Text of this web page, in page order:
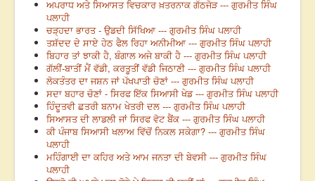
ਅਪਰਾਧ ਅਤੇ ਸਿਆਸਤ ਵਿਚਕਾਰ ਖ਼ਤਰਨਾਕ ਗੱਠਜੋੜ --- ਗੁਰਮੀਤ ਸਿੰਘ
ਪਲਾਹੀ
ਚੜ੍ਹਦਾ ਭਾਰਤ - ਉਡਦੀ ਸਿੱਖਿਆ --- ਗੁਰਮੀਤ ਸਿੰਘ ਪਲਾਹੀ
ਤਸ਼ੱਦਦ ਦੇ ਸਾਏ ਹੇਠ ਫੈਲ ਰਿਹਾ ਅਨੀਮੀਆ --- ਗੁਰਮੀਤ ਸਿੰਘ ਪਲਾਹੀ
ਬਿਹਾਰ ਤਾਂ ਝਾਕੀ ਹੈ, ਬੰਗਾਲ ਅਜੇ ਬਾਕੀ ਹੈ --- ਗੁਰਮੀਤ ਸਿੰਘ ਪਲਾਹੀ
ਗੱਲੀਂ-ਬਾਤੀਂ ਮੈਂ ਵੱਡੀ, ਕਰਤੂਤੀਂ ਵੱਡੀ ਜਿਠਾਣੀ --- ਗੁਰਮੀਤ ਸਿੰਘ ਪਲਾਹੀ
ਲੋਕਤੰਤਰ ਦਾ ਜਸ਼ਨ ਜਾਂ ਪੱਖਪਾਤੀ ਚੋਣਾਂ --- ਗੁਰਮੀਤ ਸਿੰਘ ਪਲਾਹੀ
ਸਦਾ ਬਹਾਰ ਚੋਣਾਂ - ਸਿਰਫ ਇੱਕ ਸਿਆਸੀ ਖੇਡ --- ਗੁਰਮੀਤ ਸਿੰਘ ਪਲਾਹੀ
ਹਿੰਦੂਤਵੀ ਛਤਰੀ ਬਨਾਮ ਖੇਤਰੀ ਦਲ --- ਗੁਰਮੀਤ ਸਿੰਘ ਪਲਾਹੀ
ਸਿਆਸਤ ਦੀ ਲਾਡਲੀ ਜਾਂ ਸਿਰਫ ਵੋਟ ਬੈਂਕ --- ਗੁਰਮੀਤ ਸਿੰਘ ਪਲਾਹੀ
ਕੀ ਪੰਜਾਬ ਸਿਆਸੀ ਖਲਾਅ ਵਿੱਚੋਂ ਨਿਕਲ ਸਕੇਗਾ? --- ਗੁਰਮੀਤ ਸਿੰਘ
ਪਲਾਹੀ
ਮਹਿੰਗਾਈ ਦਾ ਕਹਿਰ ਅਤੇ ਆਮ ਜਨਤਾ ਦੀ ਬੇਵਸੀ --- ਗੁਰਮੀਤ ਸਿੰਘ
ਪਲਾਹੀ